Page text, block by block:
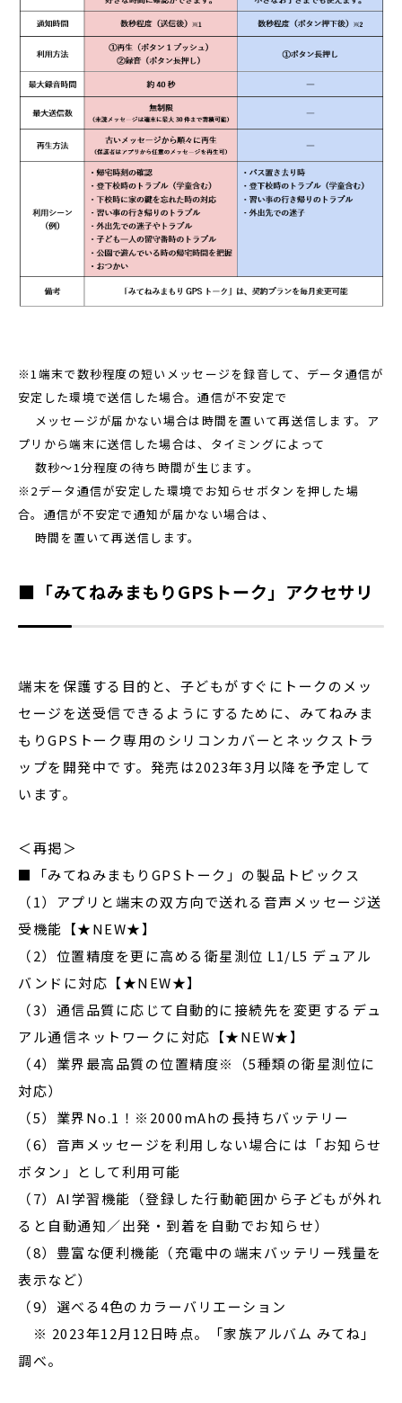
※1端末で数秒程度の短いメッセージを録音して、データ通信が
安定した環境で送信した場合。通信が不安定で
メッセージが届かない場合は時間を置いて再送信します。ア
プリから端末に送信した場合は、タイミングによって
数秒〜1分程度の待ち時間が生じます。
※2データ通信が安定した環境でお知らせボタンを押した場
合。通信が不安定で通知が届かない場合は、
時間を置いて再送信します。
■「みてねみまもりGPSトーク」アクセサリ
端末を保護する目的と、子どもがすぐにトークのメッ
セージを送受信できるようにするために、みてねみま
もりGPSトーク専用のシリコンカバーとネックストラ
ップを開発中です。発売は2023年3月以降を予定して
います。
＜再掲＞
■「みてねみまもりGPSトーク」の製品トピックス
（1）アプリと端末の双方向で送れる音声メッセージ送
受機能【★NEW★】
（2）位置精度を更に高める衛星測位 L1/L5 デュアル
バンドに対応【★NEW★】
（3）通信品質に応じて自動的に接続先を変更するデュ
アル通信ネットワークに対応【★NEW★】
（4）業界最高品質の位置精度※（5種類の衛星測位に
対応）
（5）業界No.1！※2000mAhの長持ちバッテリー
（6）音声メッセージを利用しない場合には「お知らせ
ボタン」として利用可能
（7）AI学習機能（登録した行動範囲から子どもが外れ
ると自動通知／出発・到着を自動でお知らせ）
（8）豊富な便利機能（充電中の端末バッテリー残量を
表示など）
（9）選べる4色のカラーバリエーション
※ 2023年12月12日時点。「家族アルバム みてね」
調べ。